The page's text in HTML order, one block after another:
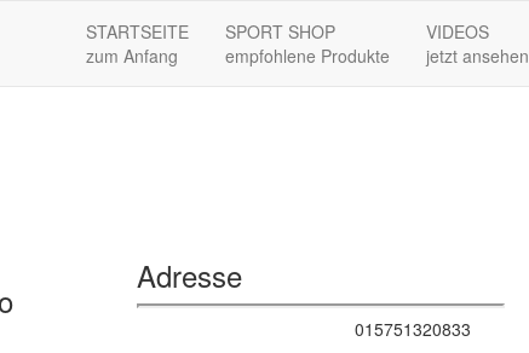
STARTSEITE
zum Anfang
SPORT SHOP
empfohlene Produkte
VIDEOS
jetzt ansehen
Adresse
015751320833